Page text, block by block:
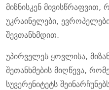
მიზნისკენ მივისწრაფვით,
უკრაინელები,
შევთანხმდით.
უპირველეს ყოვლისა,
შეთანხმების მიღწევა,
სუვერენიტეტს